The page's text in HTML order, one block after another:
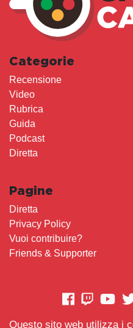
Questo sito web utilizza i
Categorie
Recensione
Video
Rubrica
Guida
Podcast
Diretta
Pagine
Diretta
Privacy Policy
Vuoi contribuire?
Friends & Supporter